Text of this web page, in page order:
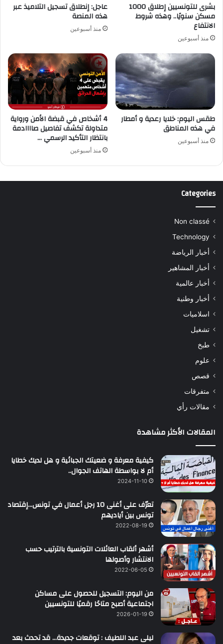
بشرى للتونسيين إطلاق 1000
مسكن سنويًا.. وهذه شروط
الانتفاع
منذ أسبوعين
عاجل: إنطلاق تسجيل التلاميذ عبر
هذه المنصة
منذ أسبوعين
طقس اليوم: خلايا رعدية و أمطار
في هذه المناطق
منذ أسبوعين
4 أشخاص في قبضة الأمن ورواية
متداولة تكشف تفاصيل صاااادمة
بانتظار التأكيد الرسمي …
منذ أسبوعين
Categories
Non classé
Technology
أخبار الرياضة
أخبار المشاهير
أخبار عالمية
أخبار وطنية
اسلاميات
تشغيل
طبخ
علوم
قصص
متفرقات
مقالات رأي
المقالات الأكثر مشاهدة
كيفية معرفة و ضعيتك الجبائية و هل لديك خطايا
أم لا بواسطة الهاتف الجوال..
2024-11-10
تعرّف على أغنى 10 رجل أعمال في تونس…إقتصاد
تونس بين أياديهم
2022-08-19
أشهر ألقاب العائلات التونسية بالترتيب حسب
الانتشار وأصولها
2022-06-05
من اليوم: التسجيل للحصول على مساكن
اجتماعية أصبح متاحًا رقميًا للتونسيين
2026-01-19
ليلى عبد اللطيف : توقعات جديدة… قد تحدث بعد